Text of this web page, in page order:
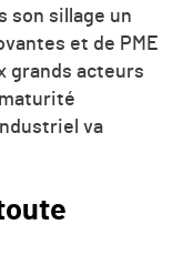
son sillage un
et de PME
grands acteurs
va